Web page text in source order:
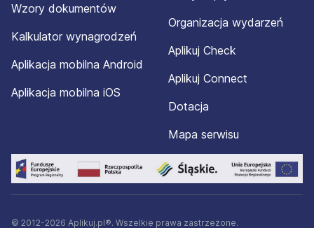
Wzory dokumentów
Kalkulator wynagrodzeń
Aplikacja mobilna Android
Aplikacja mobilna iOS
Organizacja wydarzeń
Aplikuj Check
Aplikuj Connect
Dotacja
Mapa serwisu
© 2012-2026 Aplikuj.pl®. Wszelkie prawa zastrzeżone.